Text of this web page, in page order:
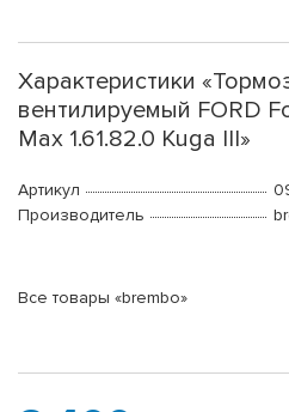
Характеристики
вентилируемый FORD
Max 1.61.82.0 Kuga III»
Артикул
Производитель
Все товары «brembo»